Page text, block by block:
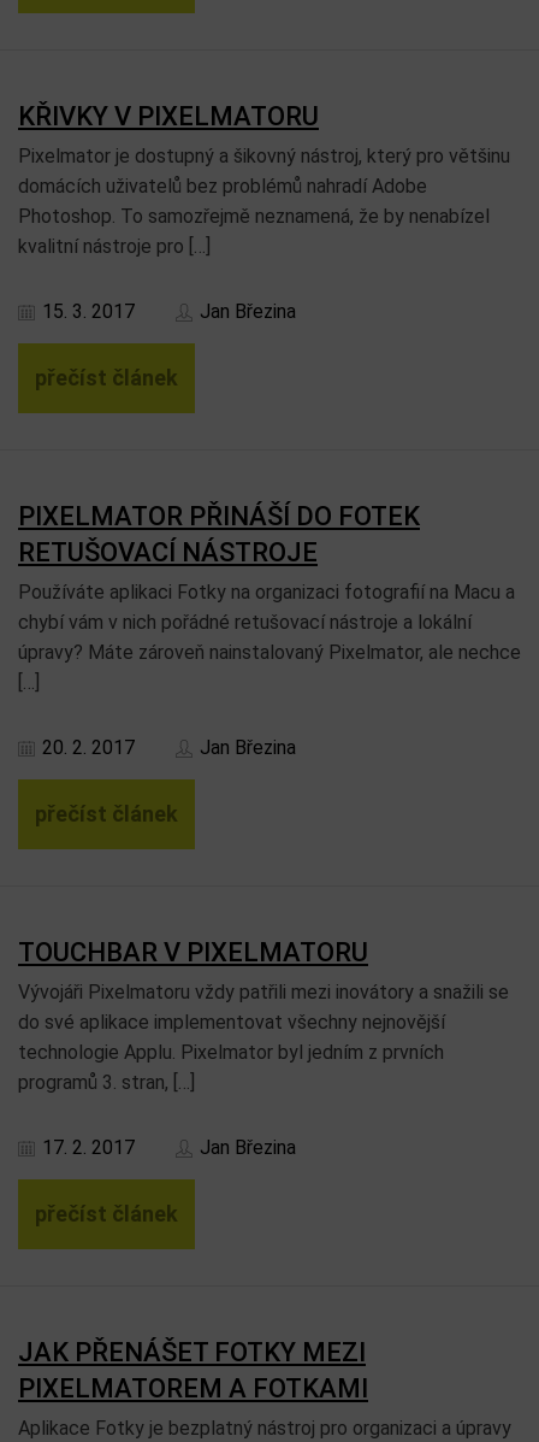
KŘIVKY V PIXELMATORU
Pixelmator je dostupný a šikovný nástroj, který pro většinu
domácích uživatelů bez problémů nahradí Adobe
Photoshop. To samozřejmě neznamená, že by nenabízel
kvalitní nástroje pro […]
15. 3. 2017 Jan Březina
přečíst článek
PIXELMATOR PŘINÁŠÍ DO FOTEK
RETUŠOVACÍ NÁSTROJE
Používáte aplikaci Fotky na organizaci fotografií na Macu a
chybí vám v nich pořádné retušovací nástroje a lokální
úpravy? Máte zároveň nainstalovaný Pixelmator, ale nechce
[…]
20. 2. 2017 Jan Březina
přečíst článek
TOUCHBAR V PIXELMATORU
Vývojáři Pixelmatoru vždy patřili mezi inovátory a snažili se
do své aplikace implementovat všechny nejnovější
technologie Applu. Pixelmator byl jedním z prvních
programů 3. stran, […]
17. 2. 2017 Jan Březina
přečíst článek
JAK PŘENÁŠET FOTKY MEZI
PIXELMATOREM A FOTKAMI
Aplikace Fotky je bezplatný nástroj pro organizaci a úpravy